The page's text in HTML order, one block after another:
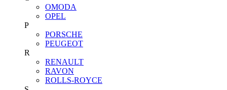
OMODA
OPEL
P
PORSCHE
PEUGEOT
R
RENAULT
RAVON
ROLLS-ROYCE